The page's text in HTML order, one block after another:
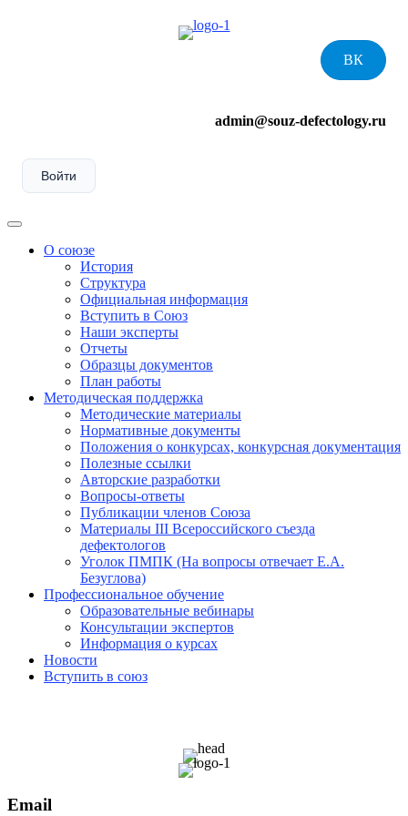
ВК
admin@souz-defectology.ru
Войти
Menu
О союзе
История
Структура
Официальная информация
Вступить в Союз
Наши эксперты
Отчеты
Образцы документов
План работы
Методическая поддержка
Методические материалы
Нормативные документы
Положения о конкурсах, конкурсная документация
Полезные ссылки
Авторские разработки
Вопросы-ответы
Публикации членов Союза
Материалы III Всероссийского съезда
дефектологов
Уголок ПМПК (На вопросы отвечает Е.А.
Безуглова)
Профессиональное обучение
Образовательные вебинары
Консультации экспертов
Информация о курсах
Новости
Вступить в союз
Email